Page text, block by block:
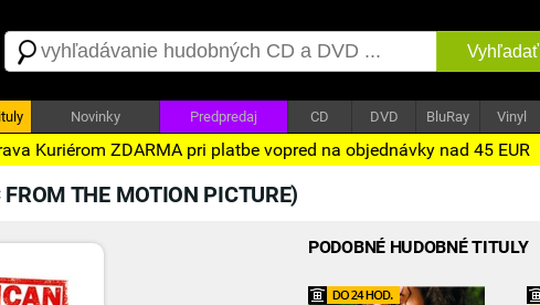
Vyhľadať
Novinky Predpredaj CD DVD BluRay Vinyl
Kuriérom ZDARMA pri platbe vopred na objednávky nad 45 EUR
THE MOTION PICTURE)
PODOBNÉ HUDOBNÉ TITULY